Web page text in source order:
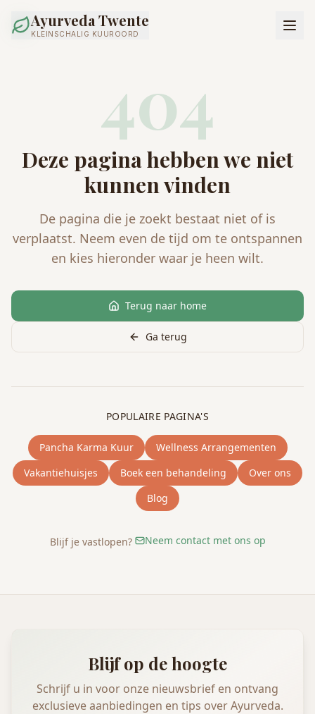
Ayurveda Twente
KLEINSCHALIG KUUROORD
404
Deze pagina hebben we niet
kunnen vinden
De pagina die je zoekt bestaat niet of is
verplaatst. Neem even de tijd om te ontspannen
en kies hieronder waar je heen wilt.
Terug naar home
Ga terug
POPULAIRE PAGINA'S
Pancha Karma Kuur
Wellness Arrangementen
Vakantiehuisjes
Boek een behandeling
Over ons
Blog
Blijf je vastlopen? Neem contact met ons op
Blijf op de hoogte
Schrijf u in voor onze nieuwsbrief en ontvang
exclusieve aanbiedingen en tips over Ayurveda.